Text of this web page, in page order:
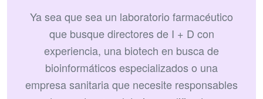
Ya sea que sea un laboratorio farmacéutico
que busque directores de I + D con
experiencia, una biotech en busca de
bioinformáticos especializados o una
empresa sanitaria que necesite responsables